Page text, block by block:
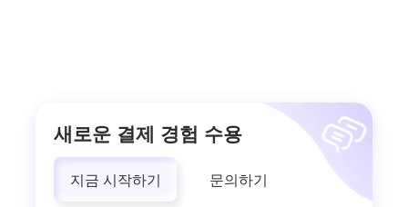
새로운 결제 경험 수용
지금 시작하기 문의하기